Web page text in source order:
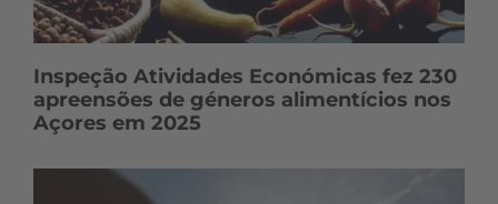
Inspeção Atividades Económicas fez 230
apreensões de géneros alimentícios nos
Açores em 2025